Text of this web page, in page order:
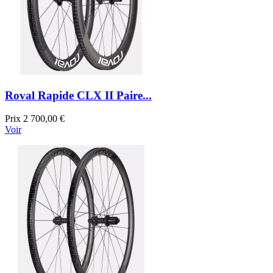
Roval Rapide CLX II Paire...
Prix 2 700,00 €
Voir